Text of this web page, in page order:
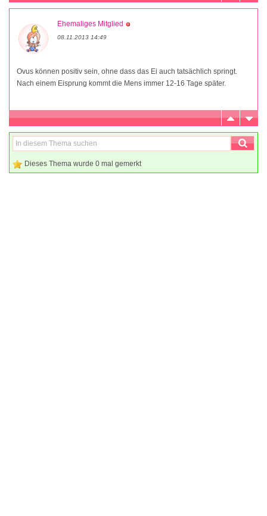
Ehemaliges Mitglied
08.11.2013 14:49
Ovus können positiv sein, ohne dass das Ei auch tatsächlich springt.
Nach einem Eisprung kommt die Mens immer 12-16 Tage später.
Dieses Thema wurde 0 mal gemerkt